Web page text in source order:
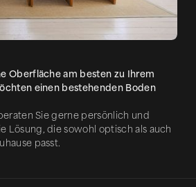
Oberfläche am besten zu Ihrem
einen bestehenden Boden
Sie gerne persönlich und
Lösung, die sowohl optisch als auch
passt.